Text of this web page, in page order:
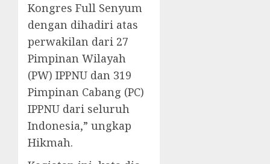
Kongres Full Senyum
dengan dihadiri atas
perwakilan dari 27
Pimpinan Wilayah
(PW) IPPNU dan 319
Pimpinan Cabang (PC)
IPPNU dari seluruh
Indonesia,” ungkap
Hikmah.